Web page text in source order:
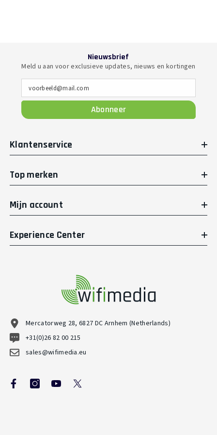
Nieuwsbrief
Meld u aan voor exclusieve updates, nieuws en kortingen
voorbeeld@mail.com
Abonneer
Klantenservice
Top merken
Mijn account
Experience Center
Mercatorweg 28, 6827 DC Arnhem (Netherlands)
+31(0)26 82 00 215
sales@wifimedia.eu